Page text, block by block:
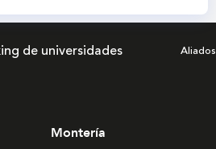
de universidades Aliados
Montería